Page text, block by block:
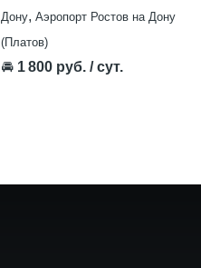
Дону, Аэропорт Ростов на Дону
(Платов)
🚘 1 800 руб. / сут.